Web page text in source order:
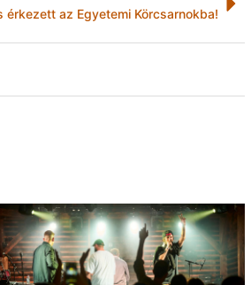
érkezett az Egyetemi Körcsarnokba!